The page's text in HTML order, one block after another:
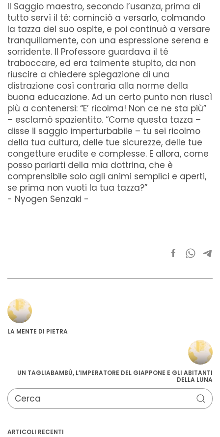
Il Saggio maestro, secondo l’usanza, prima di
tutto servì il té: cominciò a versarlo, colmando
la tazza del suo ospite, e poi continuò a versare
tranquillamente, con una espressione serena e
sorridente. Il Professore guardava il té
traboccare, ed era talmente stupito, da non
riuscire a chiedere spiegazione di una
distrazione così contraria alla norme della
buona educazione. Ad un certo punto non riuscì
più a contenersi: “E’ ricolma! Non ce ne sta più”
– esclamò spazientito. “Come questa tazza –
disse il saggio imperturbabile – tu sei ricolmo
della tua cultura, delle tue sicurezze, delle tue
congetture erudite e complesse. E allora, come
posso parlarti della mia dottrina, che è
comprensibile solo agli animi semplici e aperti,
se prima non vuoti la tua tazza?”
- Nyogen Senzaki -
LA MENTE DI PIETRA
UN TAGLIABAMBÙ, L’IMPERATORE DEL GIAPPONE E GLI ABITANTI
DELLA LUNA
ARTICOLI RECENTI